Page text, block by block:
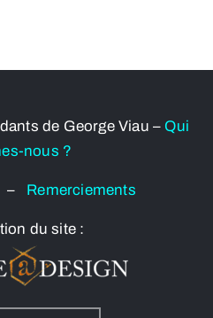
de George Viau – Qui
nous ?
– Remerciements
du site :